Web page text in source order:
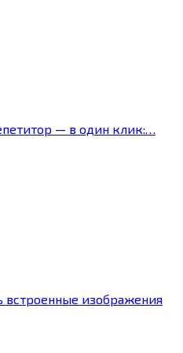
— в один клик:…
встроенные изображения